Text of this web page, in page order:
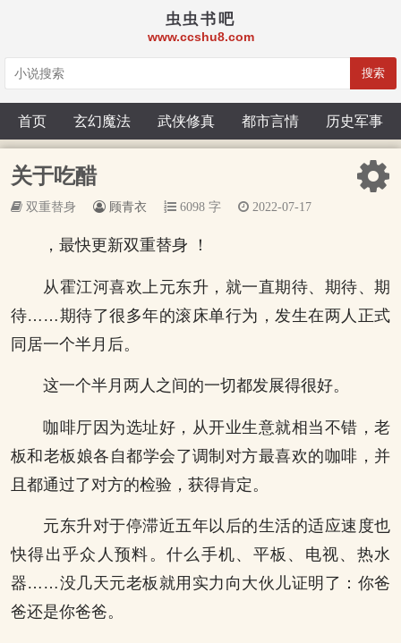
虫虫书吧
www.ccshu8.com
搜索
首页 玄幻魔法 武侠修真 都市言情 历史军事
关于吃醋
双重替身 顾青衣 6098 字 2022-07-17
，最快更新双重替身 ！
从霍江河喜欢上元东升，就一直期待、期待、期
待……期待了很多年的滚床单行为，发生在两人正式
同居一个半月后。
这一个半月两人之间的一切都发展得很好。
咖啡厅因为选址好，从开业生意就相当不错，老
板和老板娘各自都学会了调制对方最喜欢的咖啡，并
且都通过了对方的检验，获得肯定。
元东升对于停滞近五年以后的生活的适应速度也
快得出乎众人预料。什么手机、平板、电视、热水
器……没几天元老板就用实力向大伙儿证明了：你爸
爸还是你爸爸。